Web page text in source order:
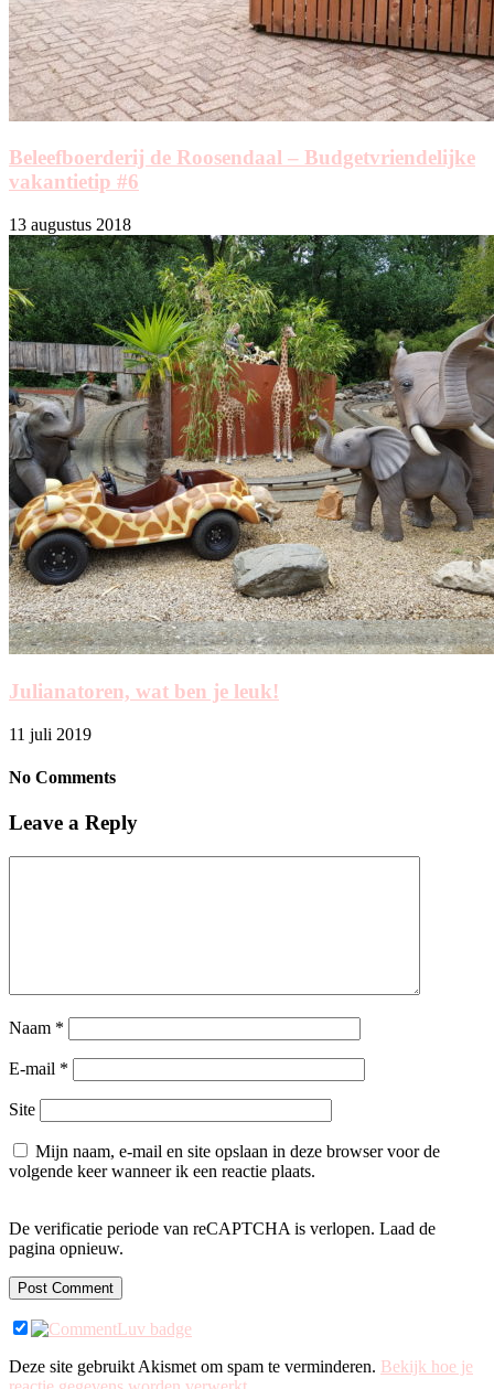
Beleefboerderij de Roosendaal – Budgetvriendelijke
vakantietip #6
13 augustus 2018
Julianatoren, wat ben je leuk!
11 juli 2019
No Comments
Leave a Reply
Naam *
E-mail *
Site
Mijn naam, e-mail en site opslaan in deze browser voor de
volgende keer wanneer ik een reactie plaats.
De verificatie periode van reCAPTCHA is verlopen. Laad de
pagina opnieuw.
Deze site gebruikt Akismet om spam te verminderen. Bekijk hoe je